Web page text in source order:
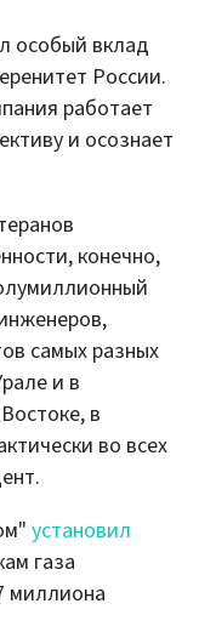
особый вклад
России.
работает
и осознает
конечно,
самых разных
и в
в
во всех
установил
газа
миллиона